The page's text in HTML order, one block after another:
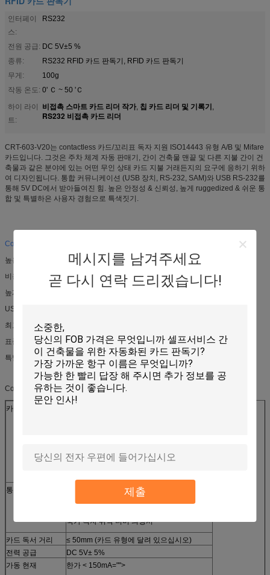
메시지를 남겨주세요
곧 다시 연락 드리겠습니다!
제출
인터페이
스:
RS232
전원 공급: DC 5V±5 %
종류:
RS232 RFID 카드 판독기, RFID 카드 판독기
무게:
100g
작동 온도: 0' Ｃ ~ 50 'Ｃ
하이 라이
트:
비접촉 스마트 카드 리더 작가, 칩 카드 리더 및 기록기,
RS232 비접촉 카드 리더
CRT-603-V20는 contactless 카드/꼬리표 독자 지원 ISO14443 유형 A/B 및 Mifare
카드입니다. 그것은 주차 체계 자동 판매기, 간이 건축물 맨끝 및 다른 지불 간이 건
축물과 같은 분야에 있는 어떤 무인 상태 카드 지불 거래든지의 요구에 응하기 위하
여 디자인됩니다. 통합 커뮤니케이션 (USB 장치, RS-232, SAM)와 USB RS-232를
통해 5V DC에서 받아들여진 힘. 높은 안정성 & 신뢰성, 높게 ruggedized & 쉬운 통
합 및 특별하은 사용자 경험으로 특색짓기.
Contactless 카드 판독기
높은 신뢰성
비용 효과
높게 적응할 수 있는
USB 장치/RS-232/SAM
최고 Ruggedized & 쉬운 통합
표준 USB 연결
특별하은 사용자 경험
Contactless 카드 판독기 CRT-603-V20 제품 명세서
카드 유형
Mifare를 1 S50, S70의 UL 카드 지원하십시오
통신 프로토콜
에 양립한: 603V 10 의정서
ZLG500 의정서
국가 격자 위탁 더미 의정서
카드 독서 거리
≤ 50mm (카드 유형에 달려 있으십시오)
전력 공급
DC 5V± 5%
가동 현재
한가 < 150mA="">